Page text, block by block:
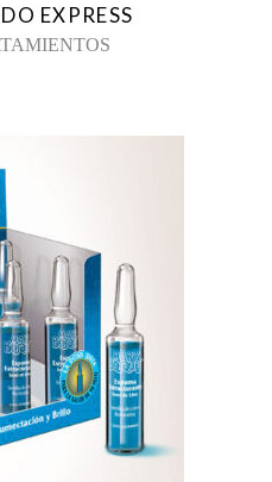
EXPRESS